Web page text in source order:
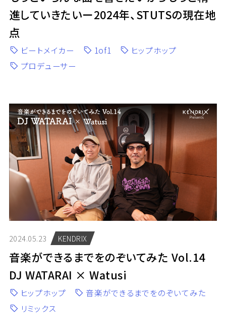
進していきたいー2024年、STUTSの現在地
点
ビートメイカー 1of1
ヒップホップ
プロデューサー
2024.05.23 KENDRIX
音楽ができるまでをのぞいてみた Vol.14
DJ WATARAI × Watusi
ヒップホップ
音楽ができるまでをのぞいてみた
リミックス